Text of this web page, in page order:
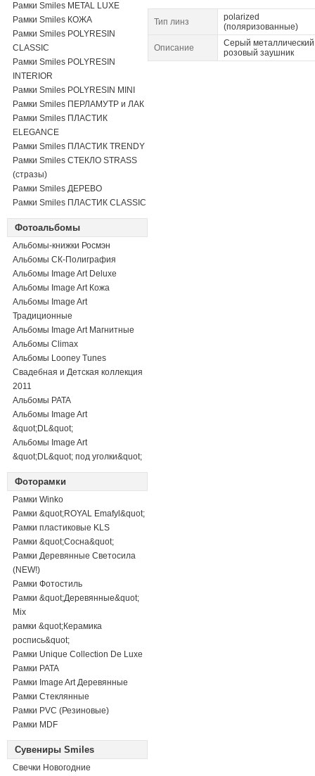
Рамки Smiles METAL LUXE
Рамки Smiles КОЖА
Рамки Smiles POLYRESIN
CLASSIC
Рамки Smiles POLYRESIN
INTERIOR
Рамки Smiles POLYRESIN MINI
Рамки Smiles ПЕРЛАМУТР и ЛАК
Рамки Smiles ПЛАСТИК
ELEGANCE
Рамки Smiles ПЛАСТИК TRENDY
Рамки Smiles СТЕКЛО STRASS
(стразы)
Рамки Smiles ДЕРЕВО
Рамки Smiles ПЛАСТИК CLASSIC
Фотоальбомы
Альбомы-книжки Росмэн
Альбомы СК-Полиграфия
Альбомы Image Art Deluxe
Альбомы Image Art Кожа
Альбомы Image Art
Традиционные
Альбомы Image Art Магнитные
Альбомы Climax
Альбомы Looney Tunes
Свадебная и Детская коллекция
2011
Альбомы PATA
Альбомы Image Art
&quot;DL&quot;
Альбомы Image Art
&quot;DL&quot; под уголки&quot;
Фоторамки
Рамки Winko
Рамки &quot;ROYAL Emafyl&quot;
Рамки пластиковые KLS
Рамки &quot;Сосна&quot;
Рамки Деревянные Светосила
(NEW!)
Рамки Фотостиль
Рамки &quot;Деревянные&quot;
Mix
рамки &quot;Керамика
роспись&quot;
Рамки Unique Collection De Luxe
Рамки PATA
Рамки Image Art Деревянные
Рамки Стеклянные
Рамки PVC (Резиновые)
Рамки MDF
Сувениры Smiles
Свечки Новогодние
Тип линз
polarized
(поляризованные)
Описание
Серый
розовый заушник